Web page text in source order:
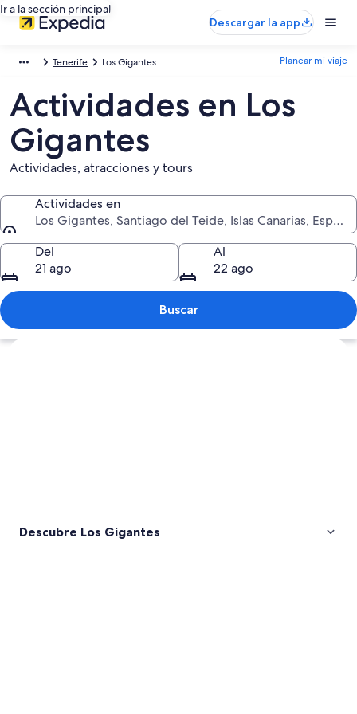
Ir a la sección principal
Descargar la app
Tenerife Los Gigantes Planear mi viaje
Actividades en Los
Gigantes
Actividades, atracciones y tours
Actividades en
Los Gigantes, Santiago del Teide, Islas Canarias, España
Actividades en
Del
21 ago
Al
22 ago
Buscar
Ver mapa
Descubre Los Gigantes